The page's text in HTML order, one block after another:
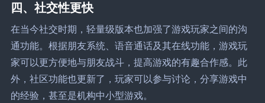
四、社交性更快
在当今社交时期，轻量级版本也加强了游戏玩家之间的沟
通功能。根据朋友系统、语音通话及其在线功能，游戏玩
家可以更方便地与朋友战斗，提高游戏的有趣合作感。此
外，社区功能也更新了，玩家可以参与讨论，分享游戏中
的经验，甚至是机构中小型游戏。